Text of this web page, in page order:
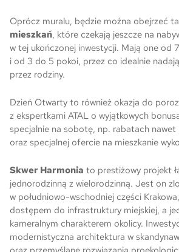
Oprócz muralu, będzie można obejrzeć
mieszkań, które czekają jeszcze na
w tej ukończonej inwestycji. Mają one od
i od 3 do 5 pokoi, przez co idealnie
przez rodziny.
Dzień Otwarty to również okazja do
z ekspertkami ATAL o wyjątkowych
specjalnie na sobotę, np. rabatach
oraz specjalnej ofercie na mieszkanie
Skwer Harmonia to prestiżowy projekt
jednorodzinną z wielorodzinną. Jest on
w południowo-wschodniej części
dostępem do infrastruktury miejskiej, a
kameralnym charakterem okolicy.
modernistyczna architektura w